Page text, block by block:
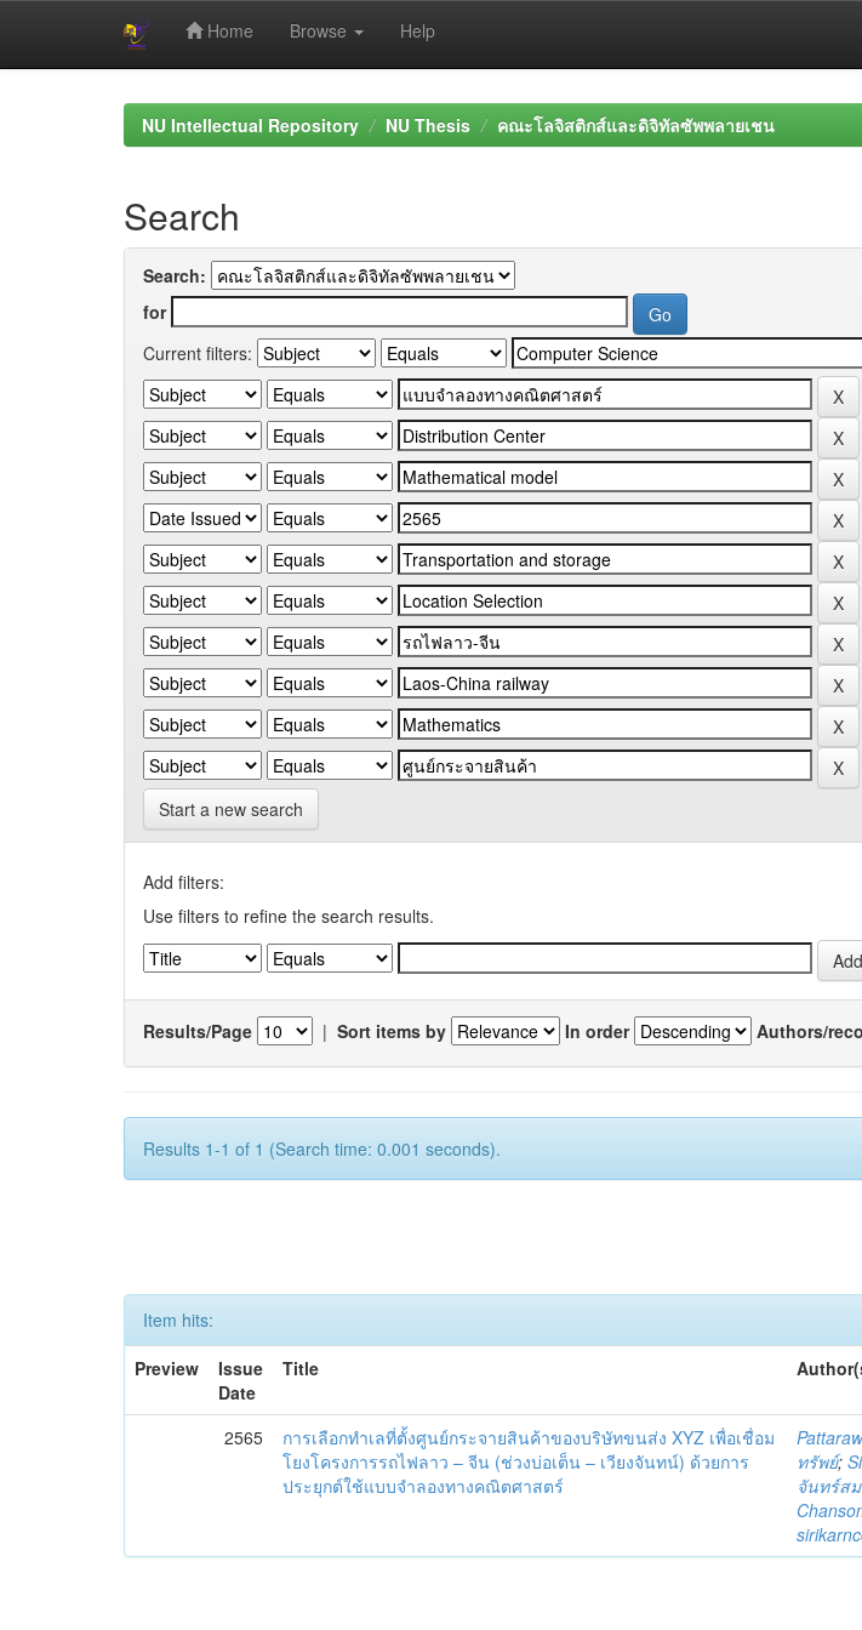
Home Browse Help
NU Intellectual Repository NU Thesis คณะโลจิสติกส์และดิจิทัลซัพพลายเชน
Search
Search:
for
Current filters:
Start a new search
Add filters:
Use filters to refine the search results.
Results/Page | Sort items by In order Authors/
Results 1-1 of 1 (Search time: 0.001 seconds).
Item hits:
Preview
Issue
Date
Title
2565
การเลือกทำเลที่ตั้งศูนย์กระจายสินค้าของบริษัทขนส่ง XYZ เพื่อเชื่อม
โยงโครงการรถไฟลาว – จีน (ช่วงบ่อเต็น – เวียงจันทน์) ด้วยการ
ประยุกต์ใช้แบบจำลองทางคณิตศาสตร์
ทรัพย์;
จันทร์ส